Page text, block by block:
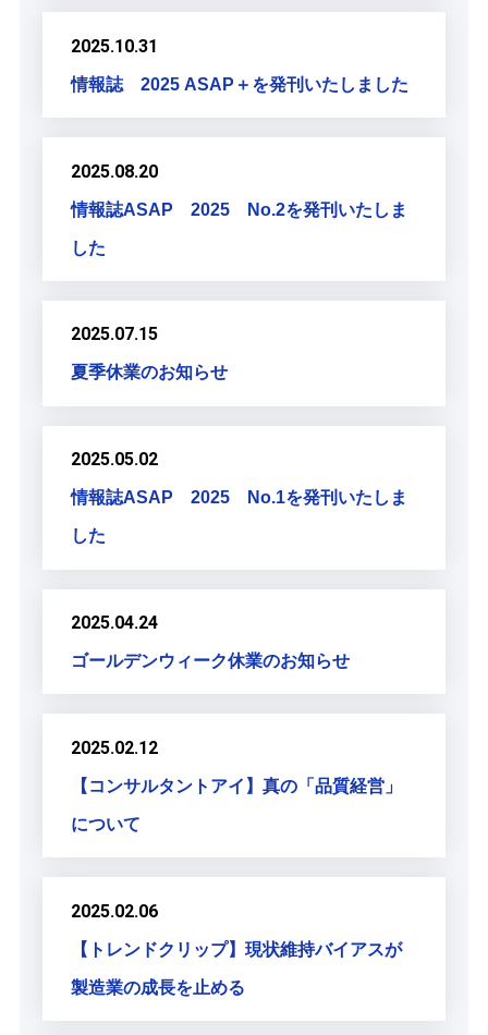
2025.10.31
情報誌 2025 ASAP＋を発刊いたしました
2025.08.20
情報誌ASAP 2025 No.2を発刊いたしま
した
2025.07.15
夏季休業のお知らせ
2025.05.02
情報誌ASAP 2025 No.1を発刊いたしま
した
2025.04.24
ゴールデンウィーク休業のお知らせ
2025.02.12
【コンサルタントアイ】真の「品質経営」
について
2025.02.06
【トレンドクリップ】現状維持バイアスが
製造業の成長を止める